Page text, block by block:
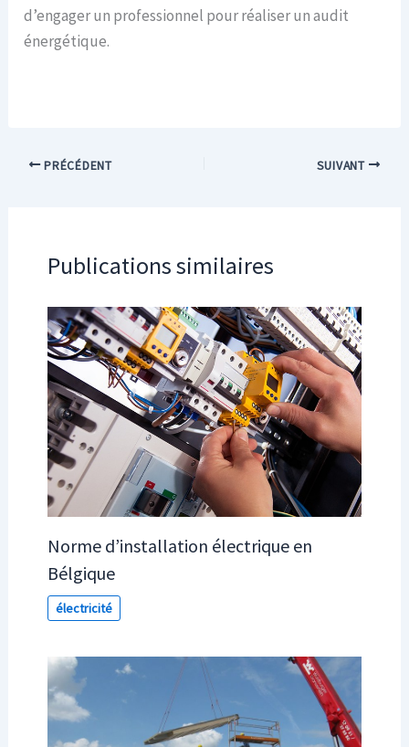
d’engager un professionnel pour réaliser un audit
énergétique.
PRÉCÉDENT SUIVANT
Publications similaires
Norme d’installation électrique en
Bélgique
électricité